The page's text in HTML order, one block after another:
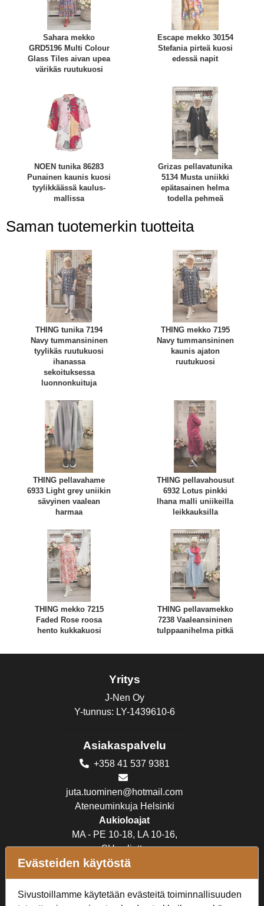
Sahara mekko
GRD5196 Multi Colour
Glass Tiles aivan upea
värikäs ruutukuosi
Escape mekko 30154
Stefania pirteä kuosi
edessä napit
NOEN tunika 86283
Punainen kaunis kuosi
tyylikkäässä kaulus-
mallissa
Grizas pellavatunika
5134 Musta uniikki
epätasainen helma
todella pehmeä
Saman tuotemerkin tuotteita
THING tunika 7194
Navy tummansininen
tyylikäs ruutukuosi
ihanassa
sekoituksessa
luonnonkuituja
THING mekko 7195
Navy tummansininen
kaunis ajaton
ruutukuosi
THING pellavahame
6933 Light grey uniikin
sävyinen vaalean
harmaa
THING pellavahousut
6932 Lotus pinkki
Ihana malli uniikeilla
leikkauksilla
THING mekko 7215
Faded Rose roosa
hento kukkakuosi
THING pellavamekko
7238 Vaaleansininen
tulppaanihelma pitkä
Yritys
J-Nen Oy
Y-tunnus: LY-1439610-6
Asiakaspalvelu
+358 41 537 9381
juta.tuominen@hotmail.com
Ateneuminkuja Helsinki
Aukioloajat
MA - PE 10-18, LA 10-16,
SU suljettu
Verkkokauppa
Tilaus- ja toimitusehdot
Evästeiden käytöstä
Sivustoillamme käytetään evästeitä toiminnallisuuden